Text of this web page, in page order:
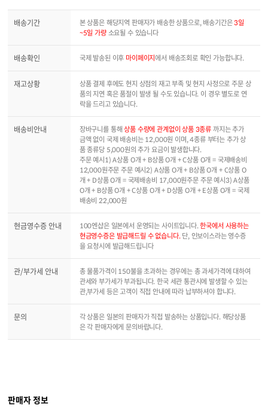
배송기간 본 상품은 해당지역 판매자가 배송한 상품으로, 배송기간은3일
~5일 가량소요될 수 있습니다
배송확인 국제 발송된 이후 마이페이지에서 배송조회로 확인 가능합니다.
재고상황
상품 결제 후에도 현지 상점의 재고 부족 및 현지 사정으로 주문 상
품의 지연 혹은 품절이 발생 될 수도 있습니다. 이 경우 별도로 연
락을 드리고 있습니다.
배송비안내 장바구니를 통해상품 수량에 관계없이 상품 3종류 까지는 추가
금액 없이 국제 배송비는 12,000원 이며, 4종류 부터는 추가 상
품 종류당 5,000원의 추가 요금이 발생합니다.
주문 예시1) A상품 O개 + B상품 O개 + C상품 O개 = 국제배송비
12,000원주문 주문 예시2) A상품 O개 + B상품 O개 + C상품 O
개 + D상품 O개 = 국제배송비 17,000원주문 주문 예시3) A상품
O개 + B상품 O개 + C상품 O개 + D상품 O개 + E상품 O개 = 국제
배송비 22,000원
현금영수증 안내 100엔샵은 일본에서 운영되는 사이트입니다.한국에서 사용하는
현금영수증은 발급해드릴 수 없습니다.단, 인보이스라는 영수증
을 요청시에 발급해드립니다
관/부가세 안내
총 물품가격이 150불을 초과하는 경우에는 총 과세가격에 대하여
관세와 부가세가 부과됩니다. 한국 세관 통관시에 발생할 수 있는
관,부가세 등은 고객이 직접 안내에 따라 납부하셔야 합니다.
문의
각 상품은 일본의 판매자가 직접 발송하는 상품입니다. 해당상품
은 각 판매자에게 문의바랍니다.
판매자 정보